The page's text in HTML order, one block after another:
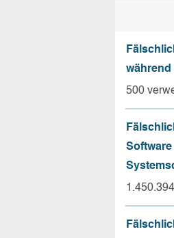
während
500